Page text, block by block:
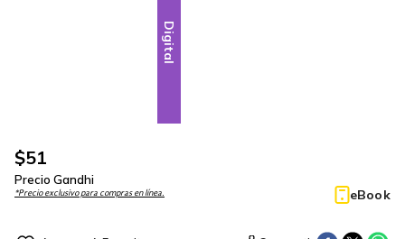
Digital
$51
Precio Gandhi
*Precio exclusivo para compras en línea. eBook